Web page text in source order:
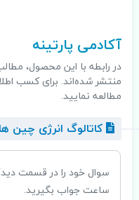
آکادمی پارتینه
در رابطه با این محصول،
منتشر شده‌اند. برای کسب
مطالعه نمایید.
کاتالوگ انرژی چین
ساعت جواب بگیرید.